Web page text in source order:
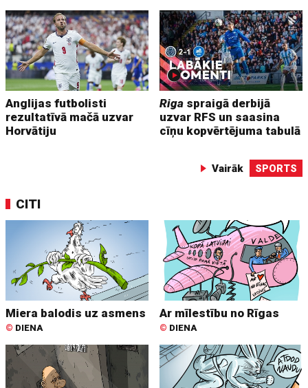
Anglijas futbolisti
rezultatīvā mačā uzvar
Horvātiju
Riga spraigā derbijā
uzvar RFS un saasina
cīņu kopvērtējuma tabulā
Vairāk SPORTS
CITI
Miera balodis uz asmens
© DIENA
Ar mīlestību no Rīgas
© DIENA